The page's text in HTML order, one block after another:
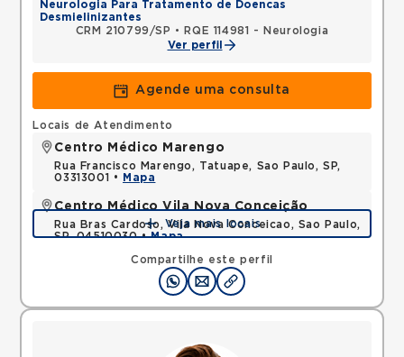
Neurologia Para Tratamento de Doencas
Desmielinizantes
CRM 210799/SP •
RQE 114981 - Neurologia
Ver perfil
Agende uma consulta
Compartilhe este perfil
Locais de Atendimento
Centro Médico Marengo
Rua Francisco Marengo, Tatuape, Sao Paulo, SP,
03313001 •
Mapa
Centro Médico Vila Nova Conceição
Rua Bras Cardoso, Vila Nova Conceicao, Sao Paulo,
SP, 04510030 •Mapa
Veja mais locais